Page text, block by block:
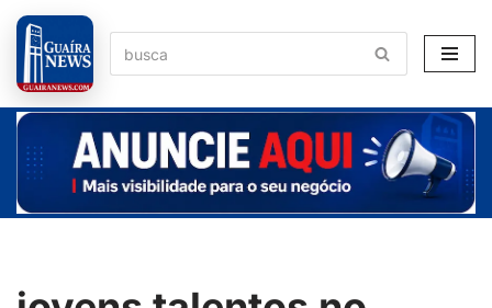
Pular
para
o
conteúdo